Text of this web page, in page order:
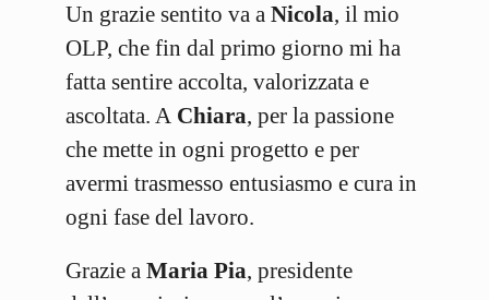
Un grazie sentito va a Nicola, il mio
OLP, che fin dal primo giorno mi ha
fatta sentire accolta, valorizzata e
ascoltata. A Chiara, per la passione
che mette in ogni progetto e per
avermi trasmesso entusiasmo e cura in
ogni fase del lavoro.
Grazie a Maria Pia, presidente